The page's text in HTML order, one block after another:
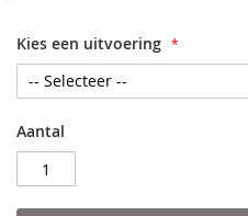
Kies een uitvoering
Aantal
gallery